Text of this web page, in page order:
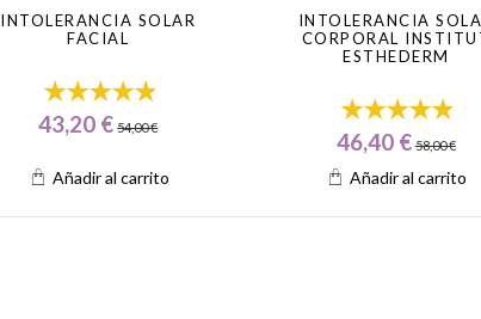
INTOLERANCIA SOLAR
FACIAL
43,20 € 54,00 €
Añadir al carrito
INTOLERANCIA
CORPORAL
ESTHEDERM
46,40 € 58,00 €
Añadir al carrito